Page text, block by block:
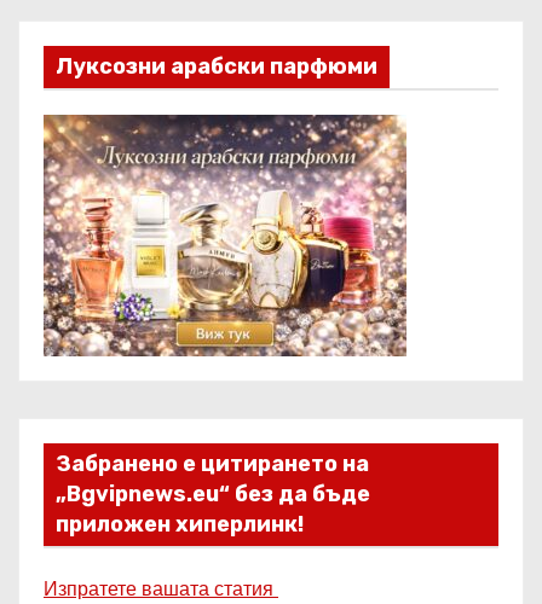
Луксозни арабски парфюми
Забранено е цитирането на
„Bgvipnews.eu“ без да бъде
приложен хиперлинк!
Изпратете вашата статия